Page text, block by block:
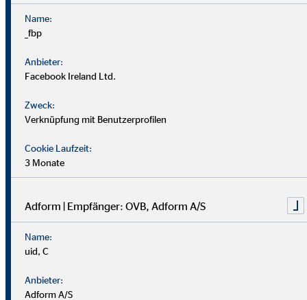
Flexibilität. Teamarbeit und Austausch stehen im
Mittelpunkt. Dein Alltag ist vielfältig, da jede*r Kund*in
individuelle Lösungen braucht. Als OVB-Berater*in
unterstützt du Kund*innen, die richtigen finanziellen
Entscheidungen zu treffen.
Name:
_fbp
Anbieter:
Facebook Ireland Ltd.
Zweck:
Verknüpfung mit Benutzerprofilen
Cookie Laufzeit:
3 Monate
Adform | Empfänger: OVB, Adform A/S
Name:
uid, C
Anbieter:
Adform A/S